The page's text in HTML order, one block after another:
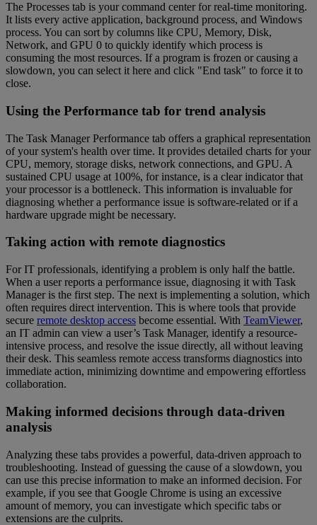
The Processes tab is your command center for real-time monitoring.
It lists every active application, background process, and Windows
process. You can sort by columns like CPU, Memory, Disk,
Network, and GPU 0 to quickly identify which process is
consuming the most resources. If a program is frozen or causing a
slowdown, you can select it here and click "End task" to force it to
close.
Using the Performance tab for trend analysis
The Task Manager Performance tab offers a graphical representation
of your system's health over time. It provides detailed charts for your
CPU, memory, storage disks, network connections, and GPU. A
sustained CPU usage at 100%, for instance, is a clear indicator that
your processor is a bottleneck. This information is invaluable for
diagnosing whether a performance issue is software-related or if a
hardware upgrade might be necessary.
Taking action with remote diagnostics
For IT professionals, identifying a problem is only half the battle.
When a user reports a performance issue, diagnosing it with Task
Manager is the first step. The next is implementing a solution, which
often requires direct intervention. This is where tools that provide
secure remote desktop access become essential. With TeamViewer,
an IT admin can view a user’s Task Manager, identify a resource-
intensive process, and resolve the issue directly, all without leaving
their desk. This seamless remote access transforms diagnostics into
immediate action, minimizing downtime and empowering effortless
collaboration.
Making informed decisions through data-driven
analysis
Analyzing these tabs provides a powerful, data-driven approach to
troubleshooting. Instead of guessing the cause of a slowdown, you
can use this precise information to make an informed decision. For
example, if you see that Google Chrome is using an excessive
amount of memory, you can investigate which specific tabs or
extensions are the culprits.